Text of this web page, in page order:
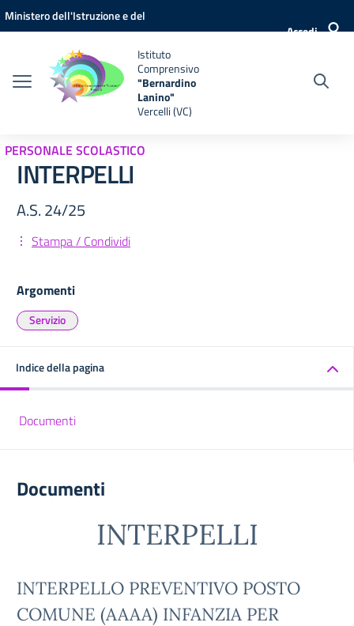
Vai ai contenuti
Vai al menu di navigazione
Vai al footer
Ministero dell'Istruzione e del
Accedi
Istituto
Comprensivo
"Bernardino
Lanino"
Vercelli (VC)
PERSONALE SCOLASTICO
INTERPELLI
A.S. 24/25
Stampa / Condividi
Argomenti
Servizio
Indice della pagina
Documenti
Documenti
INTERPELLI
INTERPELLO PREVENTIVO POSTO
COMUNE (AAAA) INFANZIA PER